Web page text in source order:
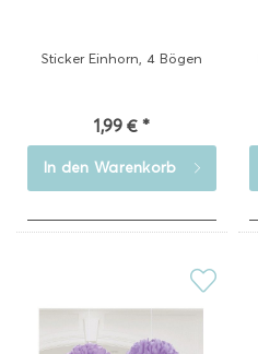
Sticker Einhorn, 4 Bögen
1,99 € *
In den Warenkorb